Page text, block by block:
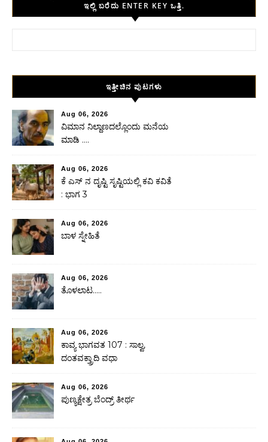
ಇಲ್ಲಿ ಬರೆದು ENTER KEY ಒತ್ತಿ.
ಇತ್ತೀಚಿನ ಪುಟಗಳು
Aug 06, 2026
ವಿಮಾನ ನಿಲ್ದಾಣದಲ್ಲೊಂದು ಮನೆಯ
ಮಾಡಿ ….
Aug 06, 2026
ಕೆ ಎಸ್ ನ ದೃಷ್ಟಿ ಸೃಷ್ಟಿಯಲ್ಲಿ ಕವಿ ಕವಿತೆ
: ಭಾಗ 3
Aug 06, 2026
ಬಾಳ ಸ್ನೇಹಿತೆ
Aug 06, 2026
ತೊಳಲಾಟ…..
Aug 06, 2026
ಕಾವ್ಯ ಭಾಗವತ 107 : ಸಾಲ್ವ,
ದಂತವಕ್ತ್ರಾದಿ ವಧಾ
Aug 06, 2026
ಪುಣ್ಯಕ್ಷೇತ್ರ ಬೆಂದ್ರ್ ತೀರ್ಥ